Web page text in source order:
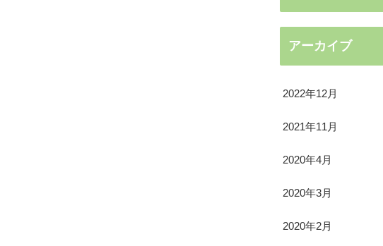
アーカイブ
2022年12月
2021年11月
2020年4月
2020年3月
2020年2月